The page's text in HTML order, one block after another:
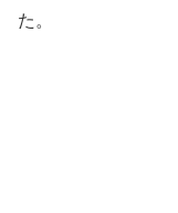
た。